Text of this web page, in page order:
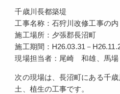
千歳川長都築堤
工事名称：石狩川改修工事の
施工場所：夕張郡長沼町
施工期間：H26.03.31－
現場担当者：尾崎 和雄、馬
次の現場は、長沼町にある千
土、植生の工事です。